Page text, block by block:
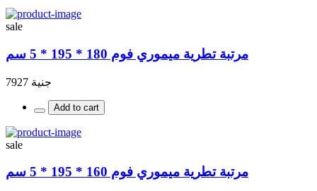
sale
مرتبة تطرية ميموري فوم 180 * 195 * 5 سم
جنية 7927
Add to cart
sale
مرتبة تطرية ميموري فوم 160 * 195 * 5 سم